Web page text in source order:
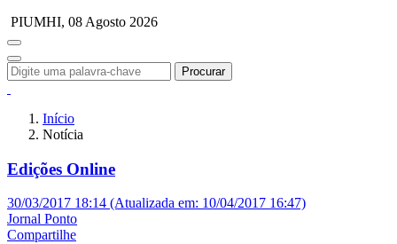
PIUMHI, 08 Agosto 2026
Procurar
Início
Notícia
Edições Online
30/03/2017 18:14 (Atualizada em: 10/04/2017 16:47)
Jornal Ponto
Compartilhe